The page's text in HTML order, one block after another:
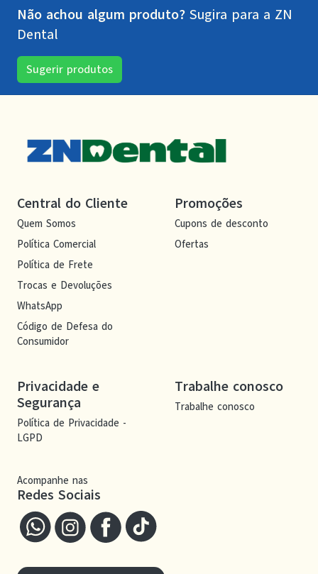
Não achou algum produto? Sugira para a ZN
Dental
Sugerir produtos
Central do Cliente
Quem Somos
Política Comercial
Política de Frete
Trocas e Devoluções
WhatsApp
Código de Defesa do
Consumidor
Promoções
Cupons de desconto
Ofertas
Privacidade e
Segurança
Política de Privacidade -
LGPD
Trabalhe conosco
Trabalhe conosco
Acompanhe nas
Redes Sociais